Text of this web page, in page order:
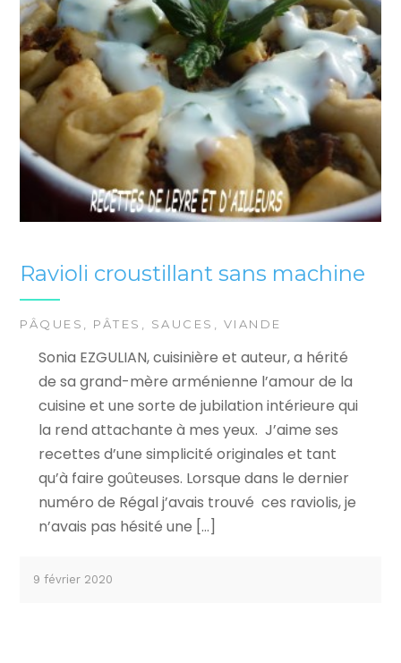
Ravioli croustillant sans machine
PÂQUES PÂTES SAUCES VIANDE
Sonia EZGULIAN, cuisinière et auteur, a hérité
de sa grand-mère arménienne l’amour de la
cuisine et une sorte de jubilation intérieure qui
la rend attachante à mes yeux. J’aime ses
recettes d’une simplicité originales et tant
qu’à faire goûteuses. Lorsque dans le dernier
numéro de Régal j’avais trouvé ces raviolis, je
n’avais pas hésité une […]
9 février 2020